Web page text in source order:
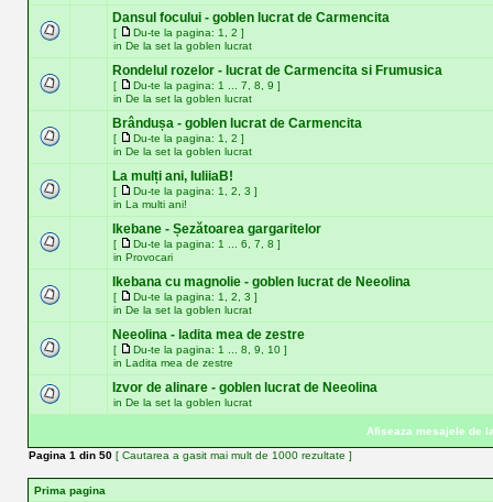
Dansul focului - goblen lucrat de Carmencita
[ Du-te la pagina: 1 2 ]
in De la set la goblen lucrat
Rondelul rozelor - lucrat de Carmencita si Frumusica
[ Du-te la pagina: 1 7 8 9 ]
in De la set la goblen lucrat
Brândușa - goblen lucrat de Carmencita
[ Du-te la pagina: 1 2 ]
in De la set la goblen lucrat
La mulți ani, IuliiaB!
[ Du-te la pagina: 1 2 3 ]
in La multi ani!
Ikebane - Șezătoarea gargaritelor
[ Du-te la pagina: 1 6 7 8 ]
in Provocari
Ikebana cu magnolie - goblen lucrat de Neeolina
[ Du-te la pagina: 1 2 3 ]
in De la set la goblen lucrat
Neeolina - ladita mea de zestre
[ Du-te la pagina: 1 8 9 10 ]
in Ladita mea de zestre
Izvor de alinare - goblen lucrat de Neeolina
in De la set la goblen lucrat
Afiseaza mesajele de
Pagina 1 din 50 [ Cautarea a gasit mai mult de 1000 rezultate ]
Prima pagina